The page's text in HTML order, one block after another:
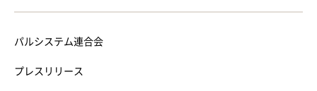
パルシステム連合会
プレスリリース